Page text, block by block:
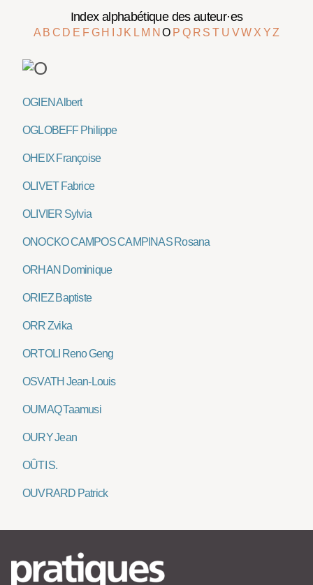
Index alphabétique des auteur·es
A B C D E F G H J K L M NO P Q R ST U VW X YZ
OGIEN Albert
OGLOBEFF Philippe
OHEIX Françoise
OLIVET Fabrice
OLIVIER Sylvia
ONOCKO CAMPOS CAMPINAS Rosana
ORHAN Dominique
ORIEZ Baptiste
ORR Zvika
ORTOLI Reno Geng
OSVATH Jean-Louis
OUMAQ Taamusi
OURY Jean
OÛTI S.
OUVRARD Patrick